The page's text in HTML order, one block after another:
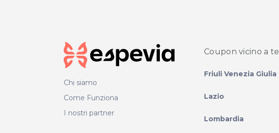
Chi siamo
Come Funziona
I nostri partner
Coupon vicino a te
Friuli Venezia Giulia
Lazio
Lombardia